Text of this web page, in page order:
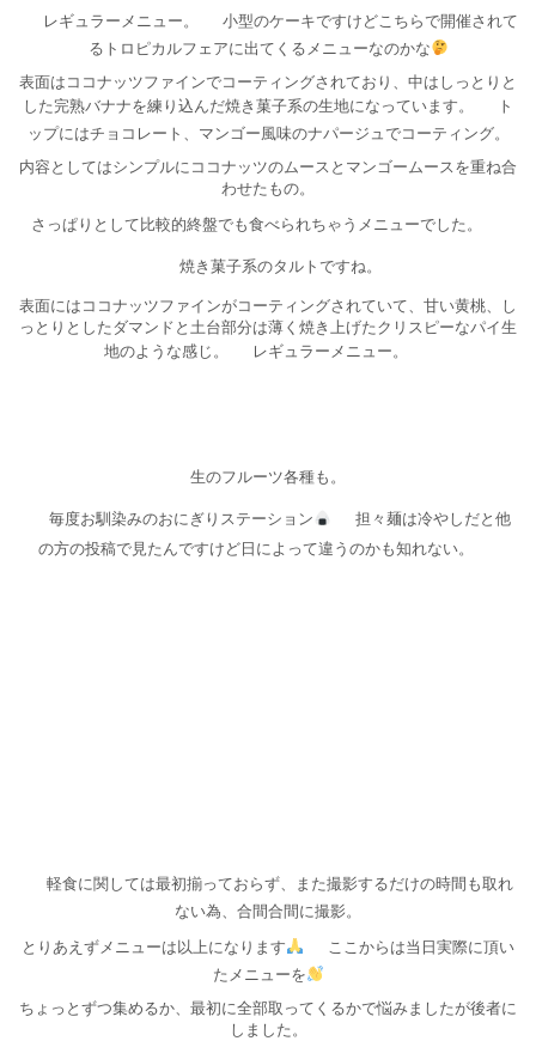
レギュラーメニュー。
小型のケーキですけどこちらで開催されて
るトロピカルフェアに出てくるメニューなのかな
表面はココナッツファインでコーティングされており、中はしっとりと
した完熟バナナを練り込んだ焼き菓子系の生地になっています。
ト
ップにはチョコレート、マンゴー風味のナパージュでコーティング。
内容としてはシンプルにココナッツのムースとマンゴームースを重ね合
わせたもの。
さっぱりとして比較的終盤でも食べられちゃうメニューでした。
焼き菓子系のタルトですね。
表面にはココナッツファインがコーティングされていて、甘い黄桃、し
っとりとしたダマンドと土台部分は薄く焼き上げたクリスピーなパイ生
地のような感じ。
レギュラーメニュー。
生のフルーツ各種も。
毎度お馴染みのおにぎりステーション
担々麺は冷やしだと他
の方の投稿で見たんですけど日によって違うのかも知れない。
軽食に関しては最初揃っておらず、また撮影するだけの時間も取れ
ない為、合間合間に撮影。
とりあえずメニューは以上になります
ここからは当日実際に頂い
たメニューを
ちょっとずつ集めるか、最初に全部取ってくるかで悩みましたが後者に
しました。